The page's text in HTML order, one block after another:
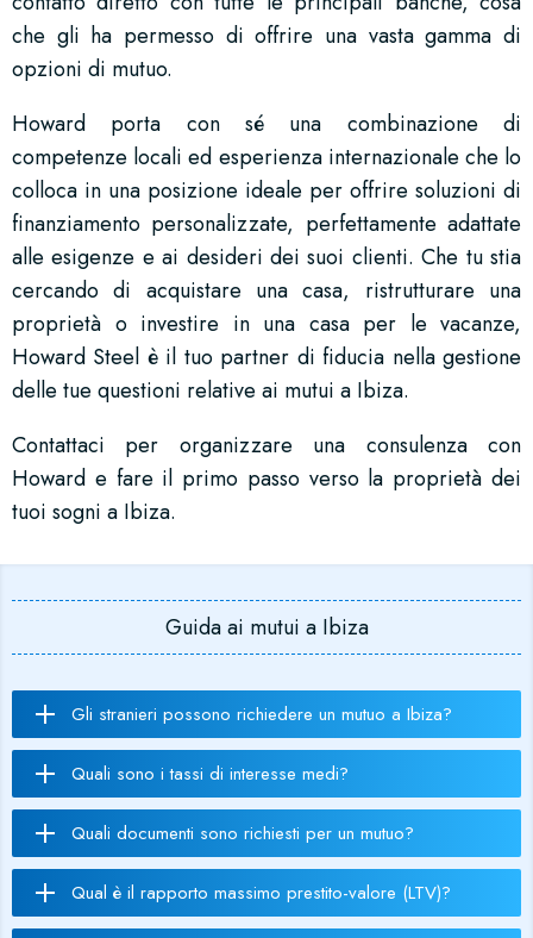
che gli ha permesso di offrire una vasta gamma di
opzioni di mutuo.
Howard porta con sé una combinazione di
competenze locali ed esperienza internazionale che lo
colloca in una posizione ideale per offrire soluzioni di
finanziamento personalizzate, perfettamente adattate
alle esigenze e ai desideri dei suoi clienti. Che tu stia
cercando di acquistare una casa, ristrutturare una
proprietà o investire in una casa per le vacanze,
Howard Steel è il tuo partner di fiducia nella gestione
delle tue questioni relative ai mutui a Ibiza.
Contattaci per organizzare una consulenza con
Howard e fare il primo passo verso la proprietà dei
tuoi sogni a Ibiza.
Guida ai mutui a Ibiza
Gli stranieri possono richiedere un mutuo a Ibiza?
Quali sono i tassi di interesse medi?
Quali documenti sono richiesti per un mutuo?
Qual è il rapporto massimo prestito-valore (LTV)?